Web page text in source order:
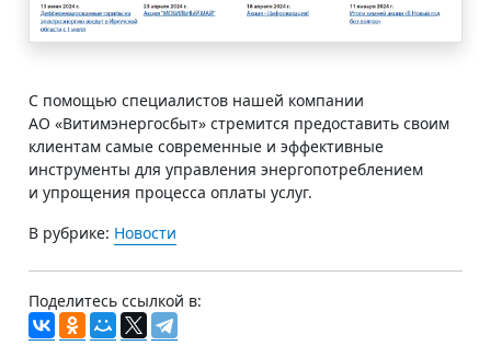
С помощью специалистов нашей компании
АО «Витимэнергосбыт» стремится предоставить своим
клиентам самые современные и эффективные
инструменты для управления энергопотреблением
и упрощения процесса оплаты услуг.
В рубрике: Новости
Поделитесь ссылкой в: